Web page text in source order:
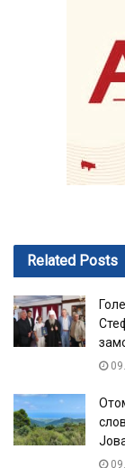
Related Posts